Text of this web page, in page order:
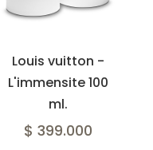
Louis vuitton -
L'immensite 100
ml.
$ 399.000